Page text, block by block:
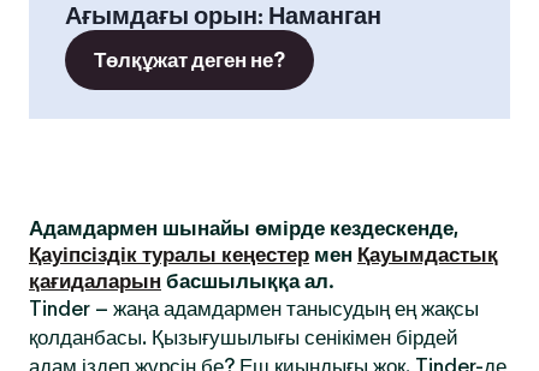
Ағымдағы орын: Наманган
Төлқұжат деген не?
Адамдармен шынайы өмірде кездескенде,
Қауіпсіздік туралы кеңестер мен Қауымдастық
қағидаларын басшылыққа ал.
Tinder – жаңа адамдармен танысудың ең жақсы
қолданбасы. Қызығушылығы сенікімен бірдей
адам іздеп жүрсің бе? Еш қиындығы жоқ. Tinder-де